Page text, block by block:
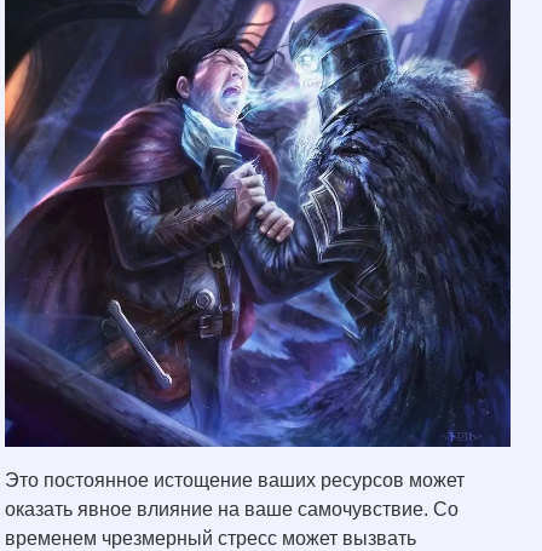
Это постоянное истощение ваших ресурсов может
оказать явное влияние на ваше самочувствие. Со
временем чрезмерный стресс может вызвать